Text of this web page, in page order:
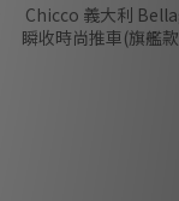
Chicco 義大利
瞬收時尚推車(旗艦